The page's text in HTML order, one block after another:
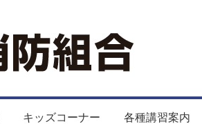
キッズコーナー 各種講習案内